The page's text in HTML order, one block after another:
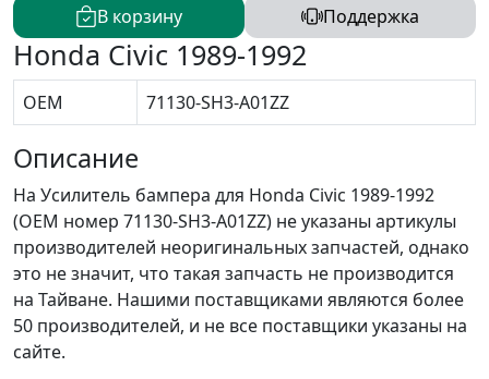
В корзину Поддержка
Honda Civic 1989-1992
OEM 71130-SH3-A01ZZ
Описание
На Усилитель бампера для Honda Civic 1989-1992
(OEM номер 71130-SH3-A01ZZ) не указаны артикулы
производителей неоригинальных запчастей, однако
это не значит, что такая запчасть не производится
на Тайване. Нашими поставщиками являются более
50 производителей, и не все поставщики указаны на
сайте.